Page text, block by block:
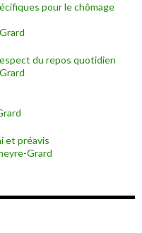
pour le chômage
du repos quotidien
et préavis
Grard